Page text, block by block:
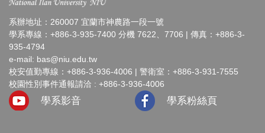
系辦地址：260007 宜蘭市神農路一段一號
學系專線：+886-3-935-7400 分機 7622、7706 | 傳真：+886-3-
935-4794
e-mail: bas@niu.edu.tw
校安值勤專線：+886-3-936-4006 | 警衛室：+886-3-931-7555
校園性別事件通報請洽 : +886-3-936-4006
學系影音 學系粉絲頁